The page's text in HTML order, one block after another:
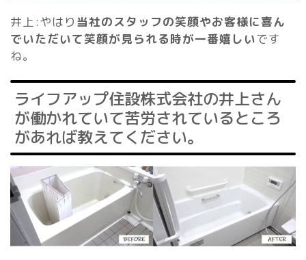
井上:やはり 当社のスタッフの笑顔やお客様に喜ん
でいただいて笑顔が見られる時が一番嬉しいです
ね。
ライフアップ住設株式会社の井上さん
が働かれていて苦労されているところ
があれば教えてください。